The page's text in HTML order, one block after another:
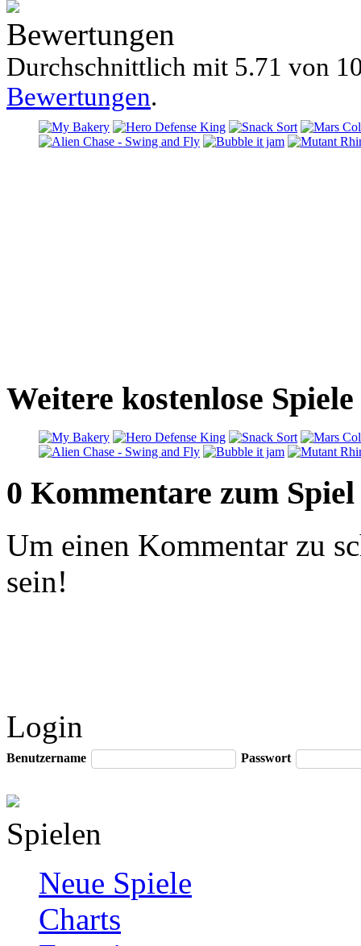
Bewertungen
Durchschnittlich mit 5.71 von
Bewertungen.
Weitere kostenlose
0 Kommentare zum Spiel
Um einen Kommentar zu
sein!
Login
Benutzername Passwort
Spielen
Neue Spiele
Charts